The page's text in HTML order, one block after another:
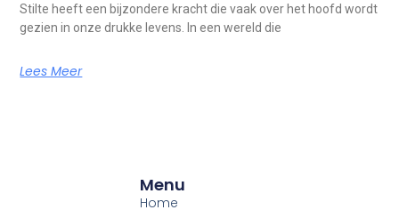
Stilte heeft een bijzondere kracht die vaak over het hoofd wordt
gezien in onze drukke levens. In een wereld die
Lees Meer
Menu
Home